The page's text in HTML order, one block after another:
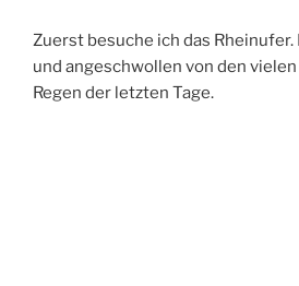
Zuerst besuche ich das Rheinufer.
und angeschwollen von den
Regen der letzten Tage.